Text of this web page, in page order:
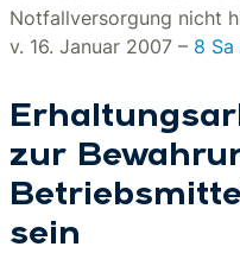
Notfallversorgung nicht
v. 16. Januar 2007 – 8
zur
sein